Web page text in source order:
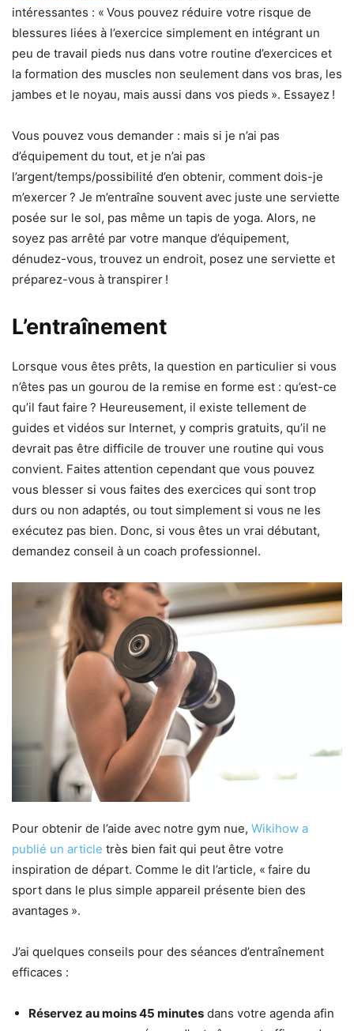
intéressantes : « Vous pouvez réduire votre risque de
blessures liées à l’exercice simplement en intégrant un
peu de travail pieds nus dans votre routine d’exercices et
la formation des muscles non seulement dans vos bras, les
jambes et le noyau, mais aussi dans vos pieds ». Essayez !
Vous pouvez vous demander : mais si je n’ai pas
d’équipement du tout, et je n’ai pas
l’argent/temps/possibilité d’en obtenir, comment dois-je
m’exercer ? Je m’entraîne souvent avec juste une serviette
posée sur le sol, pas même un tapis de yoga. Alors, ne
soyez pas arrêté par votre manque d’équipement,
dénudez-vous, trouvez un endroit, posez une serviette et
préparez-vous à transpirer !
L’entraînement
Lorsque vous êtes prêts, la question en particulier si vous
n’êtes pas un gourou de la remise en forme est : qu’est-ce
qu’il faut faire ? Heureusement, il existe tellement de
guides et vidéos sur Internet, y compris gratuits, qu’il ne
devrait pas être difficile de trouver une routine qui vous
convient. Faites attention cependant que vous pouvez
vous blesser si vous faites des exercices qui sont trop
durs ou non adaptés, ou tout simplement si vous ne les
exécutez pas bien. Donc, si vous êtes un vrai débutant,
demandez conseil à un coach professionnel.
Pour obtenir de l’aide avec notre gym nue, Wikihow a
publié un article très bien fait qui peut être votre
inspiration de départ. Comme le dit l’article, « faire du
sport dans le plus simple appareil présente bien des
avantages ».
J’ai quelques conseils pour des séances d’entraînement
efficaces :
Réservez au moins 45 minutes dans votre agenda afin